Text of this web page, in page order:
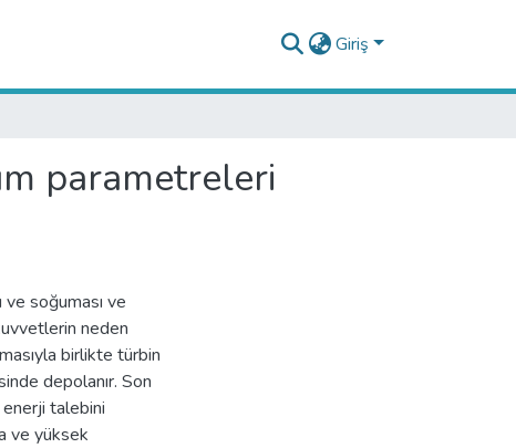
Giriş
parametreleri
ve soğuması ve
neden
birlikte türbin
depolanır. Son
enerji talebini
ve yüksek